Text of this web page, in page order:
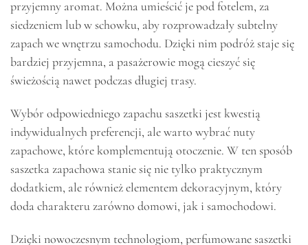
przyjemny aromat. Można umieścić je pod fotelem, za
siedzeniem lub w schowku, aby rozprowadzały subtelny
zapach we wnętrzu samochodu. Dzięki nim podróż staje się
bardziej przyjemna, a pasażerowie mogą cieszyć się
świeżością nawet podczas długiej trasy.
Wybór odpowiedniego zapachu saszetki jest kwestią
indywidualnych preferencji, ale warto wybrać nuty
zapachowe, które komplementują otoczenie. W ten sposób
saszetka zapachowa stanie się nie tylko praktycznym
dodatkiem, ale również elementem dekoracyjnym, który
doda charakteru zarówno domowi, jak i samochodowi.
Dzięki nowoczesnym technologiom, perfumowane saszetki